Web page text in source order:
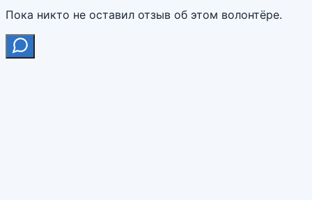
Пока никто не оставил отзыв об этом волонтёре.